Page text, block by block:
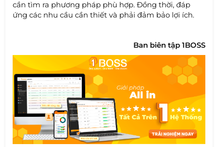
cần tìm ra phương pháp phù hợp. Đồng thời, đáp
ứng các nhu cầu cần thiết và phải đảm bảo lợi ích.
Ban biên tập 1BOSS